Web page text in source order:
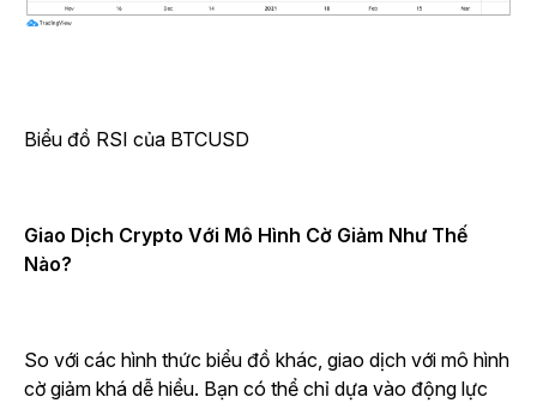
Biểu đồ RSI của BTCUSD
Giao Dịch Crypto Với Mô Hình Cờ Giảm Như Thế
Nào?
So với các hình thức biểu đồ khác, giao dịch với mô hình
cờ giảm khá dễ hiểu. Bạn có thể chỉ dựa vào động lực